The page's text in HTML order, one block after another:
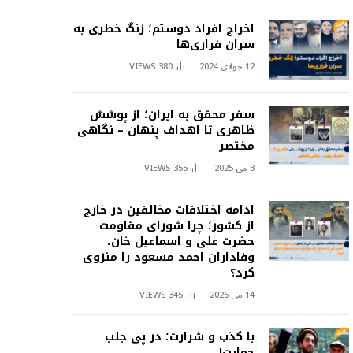
اخراج افراد دوستم؛ زنگ خطری به
سران فراری‌ها
12 جولای 2024 380
VIEWS
سفر محقق به ایران؛ از پوشش
ظاهری تا اهداف پنهان – نگاهی
مختصر
3 می 2025 355
VIEWS
ادامه اختلافات مخالفین در خارج
از کشور؛ چرا شورای مقاومت
حضرت علی و اسماعیل خان،
وفاداران احمد مسعود را منزوی
کرد؟
14 می 2025 345
VIEWS
با کذب و شرارت؛ در پی جلب